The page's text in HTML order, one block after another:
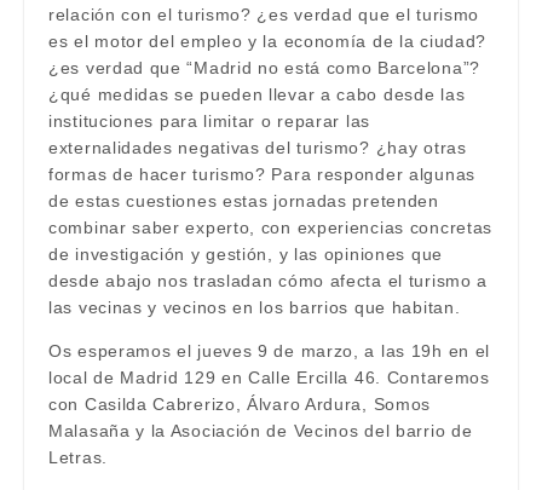
relación con el turismo? ¿es verdad que el turismo
es el motor del empleo y la economía de la ciudad?
¿es verdad que “Madrid no está como Barcelona”?
¿qué medidas se pueden llevar a cabo desde las
instituciones para limitar o reparar las
externalidades negativas del turismo? ¿hay otras
formas de hacer turismo? Para responder algunas
de estas cuestiones estas jornadas pretenden
combinar saber experto, con experiencias concretas
de investigación y gestión, y las opiniones que
desde abajo nos trasladan cómo afecta el turismo a
las vecinas y vecinos en los barrios que habitan.
Os esperamos el jueves 9 de marzo, a las 19h en el
local de Madrid 129 en Calle Ercilla 46. Contaremos
con Casilda Cabrerizo, Álvaro Ardura, Somos
Malasaña y la Asociación de Vecinos del barrio de
Letras.